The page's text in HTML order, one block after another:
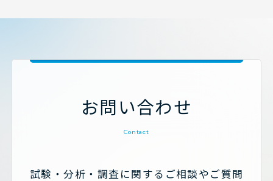
お問い合わせ
Contact
試験・分析・調査に関するご相談やご質問